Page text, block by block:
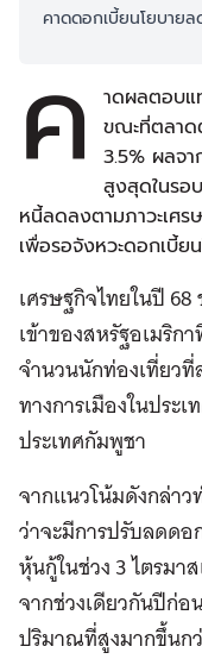
คาดดอกเบี้ยนโยบาย
ค
าดผลตอบ
ขณะที่ตลาด
3.5% ผลจ
สูงสุดในรอ
หนี้ลดลงตามภาวะเศร
เพื่อรอจังหวะดอกเบี้ย
เศรษฐกิจไทยในปี
เข้าของสหรัฐอเมริ
จำนวนนักท่องเที่ยว
ทางการเมืองในประ
ประเทศกัมพูชา
จากแนวโน้มดังกล่า
ว่าจะมีการปรับลดด
หุ้นกู้ในช่วง 3 ไตรมา
จากช่วงเดียวกันปีก่
ปริมาณที่สูงมากขึ้นก